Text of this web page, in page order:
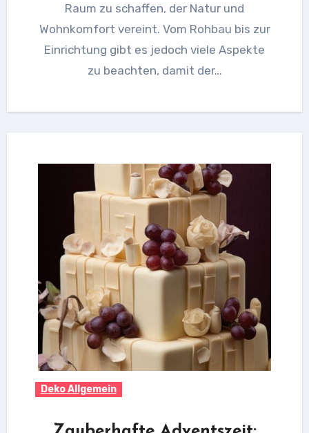
Raum zu schaffen, der Natur und
Wohnkomfort vereint. Vom Rohbau bis zur
Einrichtung gibt es jedoch viele Aspekte
zu beachten, damit der…
Deko Allgemein